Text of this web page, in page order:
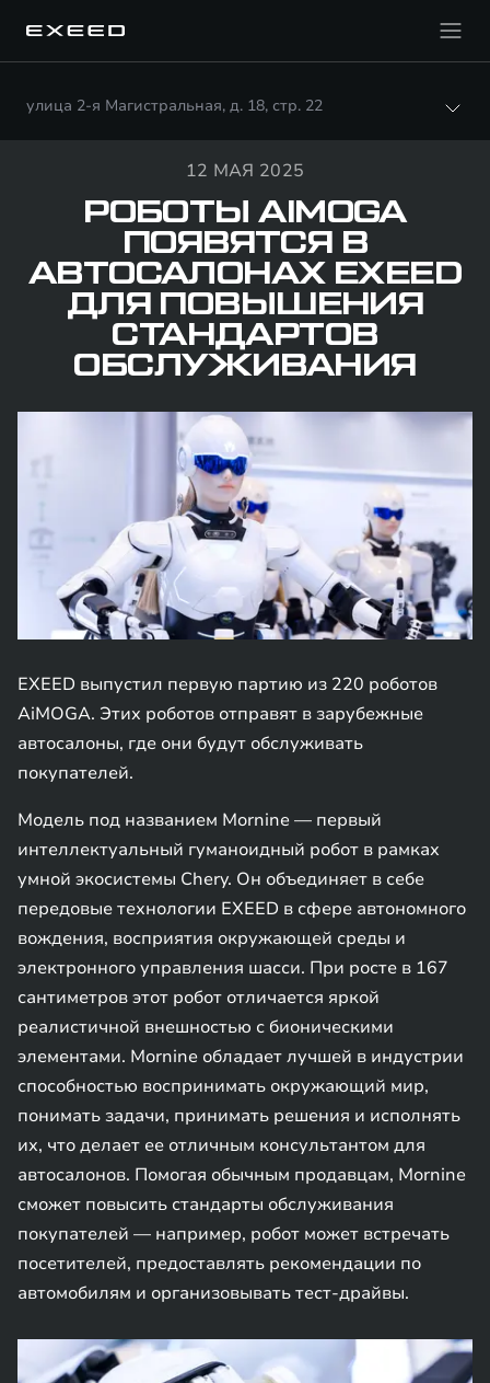
улица 2-я Магистральная, д. 18, стр. 22
12 МАЯ 2025
РОБОТЫ AIMOGA
ПОЯВЯТСЯ В
АВТОСАЛОНАХ EXEED
ДЛЯ ПОВЫШЕНИЯ
СТАНДАРТОВ
ОБСЛУЖИВАНИЯ
EXEED выпустил первую партию из 220 роботов
AiMOGA. Этих роботов отправят в зарубежные
автосалоны, где они будут обслуживать
покупателей.
Модель под названием Mornine — первый
интеллектуальный гуманоидный робот в рамках
умной экосистемы Chery. Он объединяет в себе
передовые технологии EXEED в сфере автономного
вождения, восприятия окружающей среды и
электронного управления шасси. При росте в 167
сантиметров этот робот отличается яркой
реалистичной внешностью с бионическими
элементами. Mornine обладает лучшей в индустрии
способностью воспринимать окружающий мир,
понимать задачи, принимать решения и исполнять
их, что делает ее отличным консультантом для
автосалонов. Помогая обычным продавцам, Mornine
сможет повысить стандарты обслуживания
покупателей — например, робот может встречать
посетителей, предоставлять рекомендации по
автомобилям и организовывать тест-драйвы.